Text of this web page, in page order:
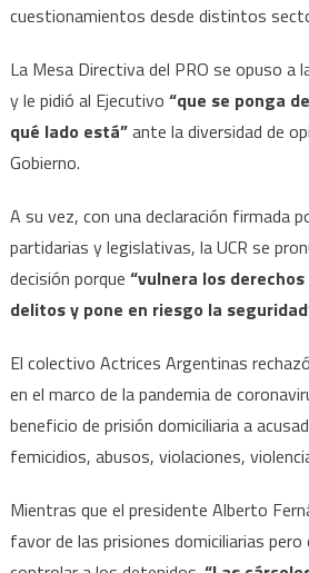
cuestionamientos desde distintos
La Mesa Directiva del PRO se opuso a
y le pidió al Ejecutivo “que se ponga
qué lado está”ante la diversidad de
Gobierno.
A su vez, con una declaración firmada
partidarias y legislativas, la UCR se
decisión porque “vulnera los
delitos y pone en riesgo la
El colectivo Actrices Argentinas
en el marco de la pandemia de
beneficio de prisión domiciliaria a
femicidios, abusos, violaciones,
Mientras que el presidente Alberto
favor de las prisiones domiciliarias